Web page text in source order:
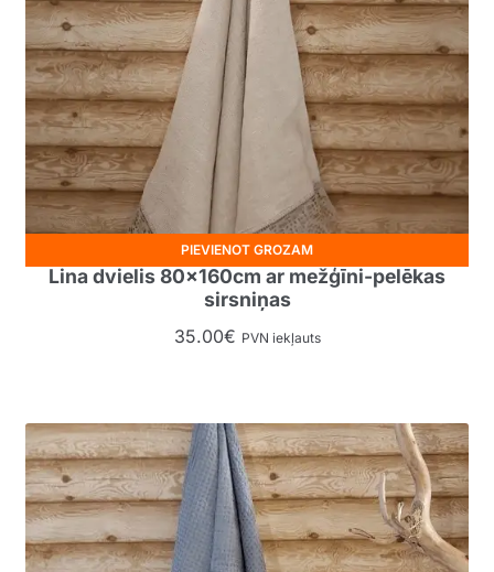
Lina dvielis 80x160cm ar mežģīni-pelēkas
sirsniņas
35.00€ PVN iekļauts
PIEVIENOT GROZAM